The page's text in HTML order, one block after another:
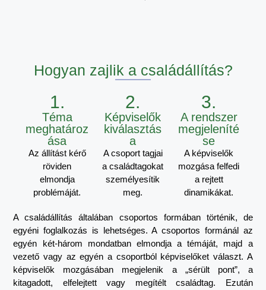
Hogyan zajlik a családállítás?
1.
Téma
meghatároz
ása
Az állítást kérő
röviden
elmondja
problémáját.
2.
Képviselők
kiválasztás
a
A csoport tagjai
a családtagokat
személyesítik
meg.
3.
A rendszer
megjeleníté
se
A képviselők
mozgása felfedi
a rejtett
dinamikákat.
A családállítás általában csoportos formában történik, de
egyéni foglalkozás is lehetséges. A csoportos formánál az
egyén két-három mondatban elmondja a témáját, majd a
vezető vagy az egyén a csoportból képviselőket választ. A
képviselők mozgásában megjelenik a „sérült pont”, a
kitagadott, elfelejtett vagy megítélt családtag. Ezután